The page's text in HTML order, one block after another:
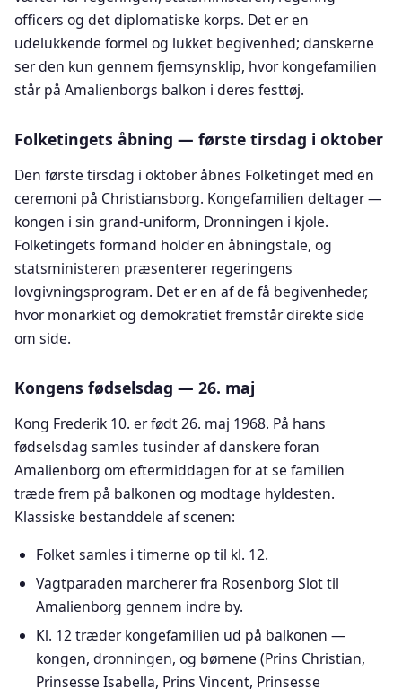
officers og det diplomatiske korps. Det er en
udelukkende formel og lukket begivenhed; danskerne
ser den kun gennem fjernsynsklip, hvor kongefamilien
står på Amalienborgs balkon i deres festtøj.
Folketingets åbning — første tirsdag i oktober
Den første tirsdag i oktober åbnes Folketinget med en
ceremoni på Christiansborg. Kongefamilien deltager —
kongen i sin grand-uniform, Dronningen i kjole.
Folketingets formand holder en åbningstale, og
statsministeren præsenterer regeringens
lovgivningsprogram. Det er en af de få begivenheder,
hvor monarkiet og demokratiet fremstår direkte side
om side.
Kongens fødselsdag — 26. maj
Kong Frederik 10. er født 26. maj 1968. På hans
fødselsdag samles tusinder af danskere foran
Amalienborg om eftermiddagen for at se familien
træde frem på balkonen og modtage hyldesten.
Klassiske bestanddele af scenen:
Folket samles i timerne op til kl. 12.
Vagtparaden marcherer fra Rosenborg Slot til
Amalienborg gennem indre by.
Kl. 12 træder kongefamilien ud på balkonen —
kongen, dronningen, og børnene (Prins Christian,
Prinsesse Isabella, Prins Vincent, Prinsesse